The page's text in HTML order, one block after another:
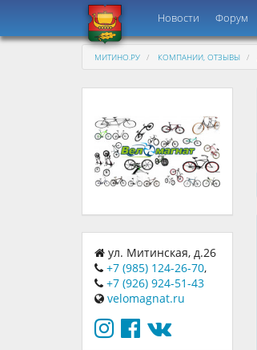
Новости Форум
МИТИНО.РУ КОМПАНИИ, ОТЗЫВЫ
ул. Митинская, д.26
+7 (985) 124-26-70,
+7 (926) 924-51-43
velomagnat.ru